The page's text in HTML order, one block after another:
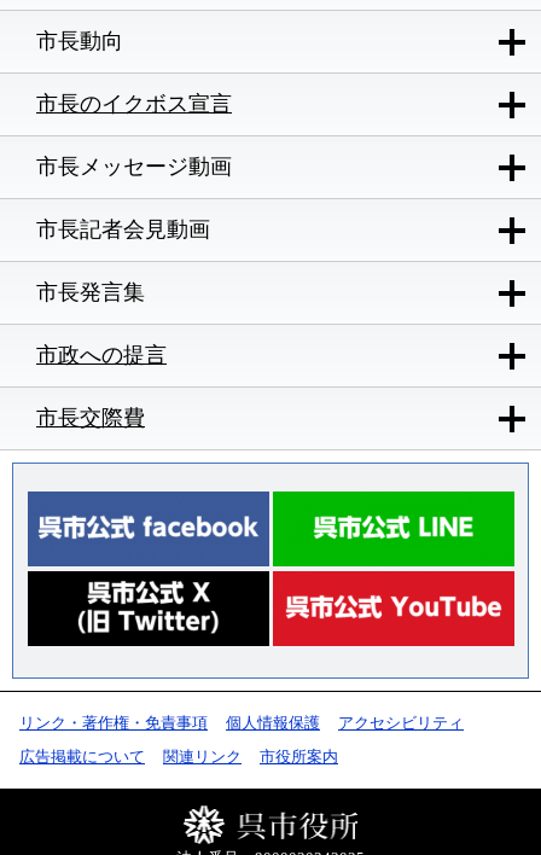
市長動向
市長のイクボス宣言
市長メッセージ動画
市長記者会見動画
市長発言集
市政への提言
市長交際費
リンク・著作権・免責事項 個人情報保護
アクセシビリティ
広告掲載について
関連リンク 市役所案内